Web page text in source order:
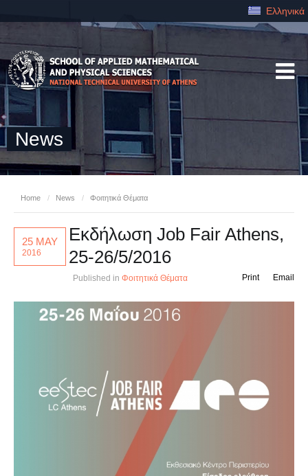
Ελληνικά
News
Home / News / Φοιτητικά Θέματα
25 MAY
2016
Εκδήλωση Job Fair Athens,
25-26/5/2016
Published in Φοιτητικά Θέματα Email
Print